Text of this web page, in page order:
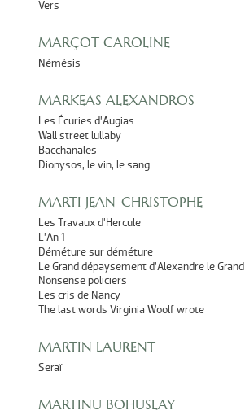
Vers
MARÇOT CAROLINE
Némésis
MARKEAS ALEXANDROS
Les Écuries d’Augias
Wall street lullaby
Bacchanales
Dionysos, le vin, le sang
MARTI JEAN-CHRISTOPHE
Les Travaux d’Hercule
L’An 1
Déméture sur déméture
Le Grand dépaysement d’Alexandre le Grand
Nonsense policiers
Les cris de Nancy
The last words Virginia Woolf wrote
MARTIN LAURENT
Seraï
MARTINU BOHUSLAY